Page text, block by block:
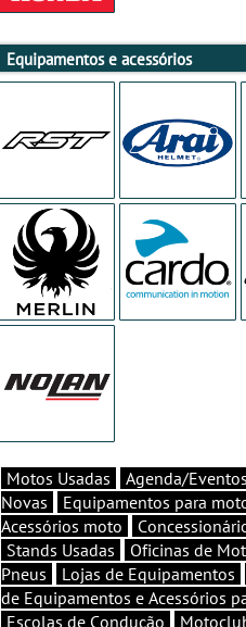
Equipamentos e acessórios
Motos Usadas Agenda/Eventos
Novas
Equipamentos para
Acessórios moto
Stands Usadas
Oficinas de
Pneus
Lojas de Equipamentos
de Equipamentos e Acessórios
Escolas de Condução